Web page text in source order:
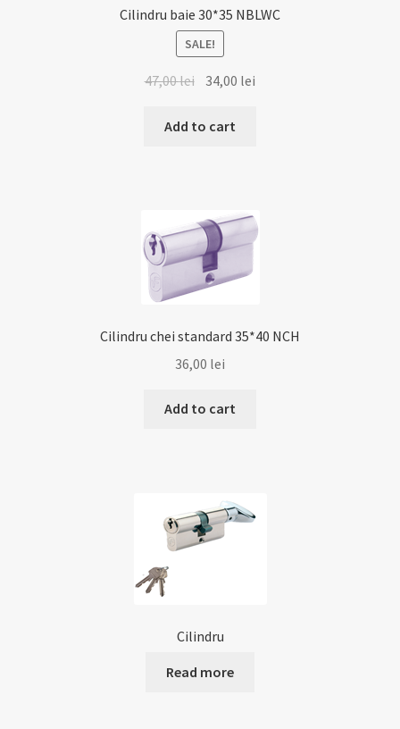
Cilindru baie 30*35 NBLWC
SALE!
47,00lei 34,00 lei
Add to cart
Cilindru chei standard 35*40 NCH
36,00 lei
Add to cart
Cilindru
Read more